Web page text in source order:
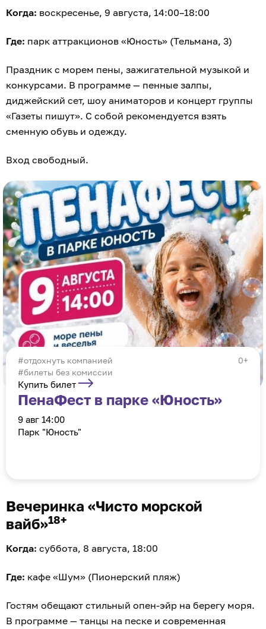
Когда: воскресенье, 9 августа, 14:00–18:00
Где: парк аттракционов «Юность» (Тельмана, 3)
Праздник с морем пены, зажигательной музыкой и
конкурсами. В программе — пенные залпы,
диджейский сет, шоу аниматоров и концерт группы
«Газеты пишут». С собой рекомендуется взять
сменную обувь и одежду.
Вход свободный.
0+
отдохнуть компанией
#билеты без комиссии
Купить билет
ПенаФест в парке «Юность»
9 авг 14:00
Парк "Юность"
Вечеринка «Чисто морской
вайб»18+
Когда: суббота, 8 августа, 18:00
Где: кафе «Шум» (Пионерский пляж)
Гостям обещают стильный опен-эйр на берегу моря.
В программе — танцы на песке и современная